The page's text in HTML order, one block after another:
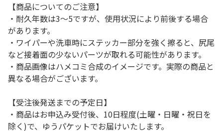
【商品についてのご注意】
・耐久年数は3～5ですが、使用状況により前後する場合
があります。
・ワイパーや洗車時にステッカー部分を強く擦ると、尻尾
など接着面の少ないパーツが取れる可能性があります。
・商品画像はハメコミ合成のイメージです。実際の商品と
異なる場合がございます。
【受注後発送までの予定日】
・商品はお申込み受付後、10日程度(土曜・日曜・祝日を
除く)で、ゆうパケットでお届けいたします。